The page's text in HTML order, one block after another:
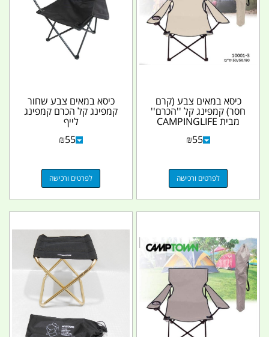
כיסא במאים צבע (קרם
חסר) קמפינג קל ''הכרם''
מבית CAMPINGLIFE
₪55
לפרטים ורכישה
כיסא במאים צבע שחור
קמפינג קל הכרם קמפינג
לייף
₪55
לפרטים ורכישה